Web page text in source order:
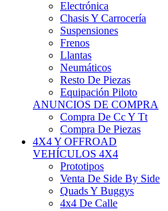
Electrónica
Chasis Y Carrocería
Suspensiones
Frenos
Llantas
Neumáticos
Resto De Piezas
Equipación Piloto
ANUNCIOS DE COMPRA
Compra De Cc Y Tt
Compra De Piezas
4X4 Y OFFROAD
VEHÍCULOS 4X4
Prototipos
Venta De Side By Side
Quads Y Buggys
4x4 De Calle